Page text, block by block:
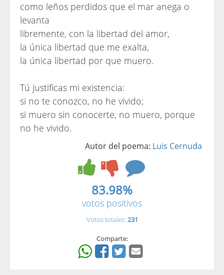
como leños perdidos que el mar anega o
levanta
libremente, con la libertad del amor,
la única libertad que me exalta,
la única libertad por que muero.
Tú justificas mi existencia:
si no te conozco, no he vivido;
si muero sin conocerte, no muero, porque
no he vivido.
Autor del poema: Luis Cernuda
83.98%
votos positivos
Votos totales: 231
Comparte: